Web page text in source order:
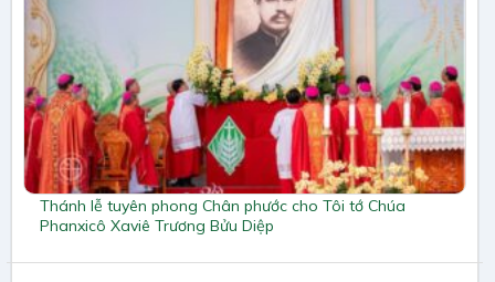
Thánh lễ tuyên phong Chân phước cho Tôi tớ Chúa
Phanxicô Xaviê Trương Bửu Diệp